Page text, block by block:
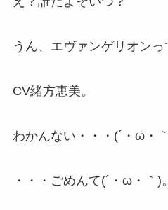
うん、エヴァンゲリオンっ
CV緒方恵美。
わかんない・・・(´・ω・｀
・・・ごめんて(´・ω・｀)。